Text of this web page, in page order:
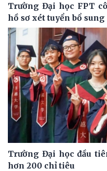
Trường Đại học FPT
hồ sơ xét tuyển bổ sung
Trường Đại học đầu
hơn 200 chỉ tiêu